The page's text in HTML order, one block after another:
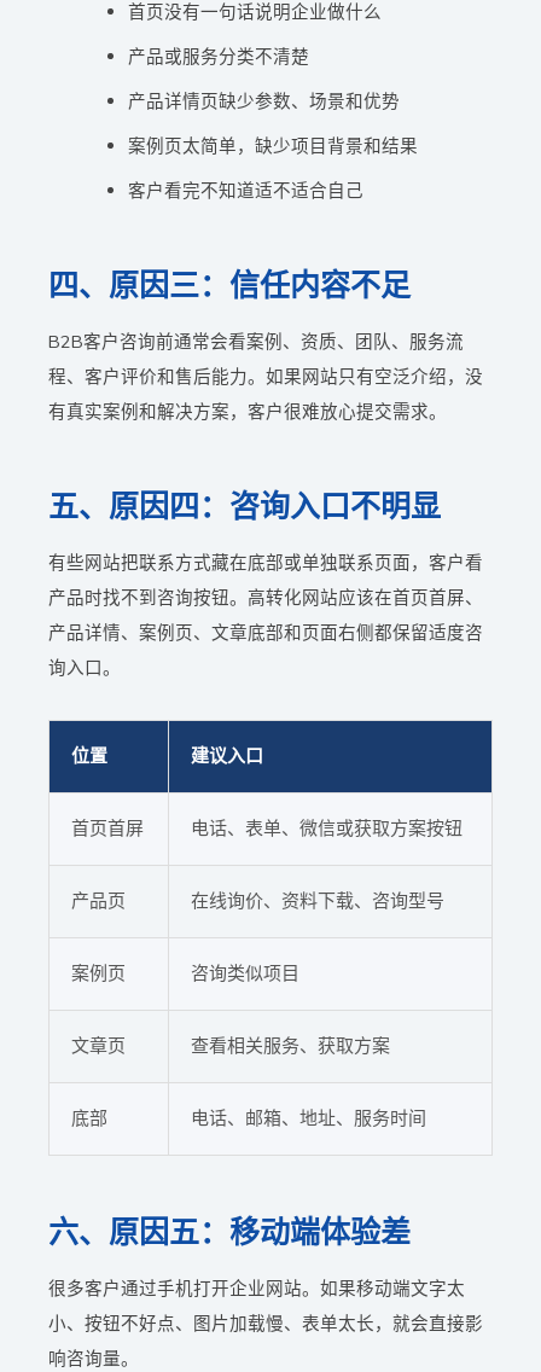
首页没有一句话说明企业做什么
产品或服务分类不清楚
产品详情页缺少参数、场景和优势
案例页太简单，缺少项目背景和结果
客户看完不知道适不适合自己
四、原因三：信任内容不足
B2B客户咨询前通常会看案例、资质、团队、服务流
程、客户评价和售后能力。如果网站只有空泛介绍，没
有真实案例和解决方案，客户很难放心提交需求。
五、原因四：咨询入口不明显
有些网站把联系方式藏在底部或单独联系页面，客户看
产品时找不到咨询按钮。高转化网站应该在首页首屏、
产品详情、案例页、文章底部和页面右侧都保留适度咨
询入口。
位置 建议入口
首页首屏 电话、表单、微信或获取方案按钮
产品页 在线询价、资料下载、咨询型号
案例页 咨询类似项目
文章页 查看相关服务、获取方案
底部 电话、邮箱、地址、服务时间
六、原因五：移动端体验差
很多客户通过手机打开企业网站。如果移动端文字太
小、按钮不好点、图片加载慢、表单太长，就会直接影
响咨询量。